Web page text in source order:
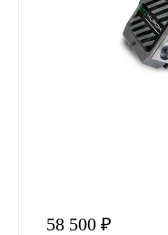
58 500 ₽